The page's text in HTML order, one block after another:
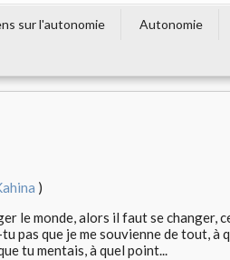
sur l'autonomie Autonomie
)
le monde, alors il faut se changer,
pas que je me souvienne de tout,
tu mentais, à quel point...